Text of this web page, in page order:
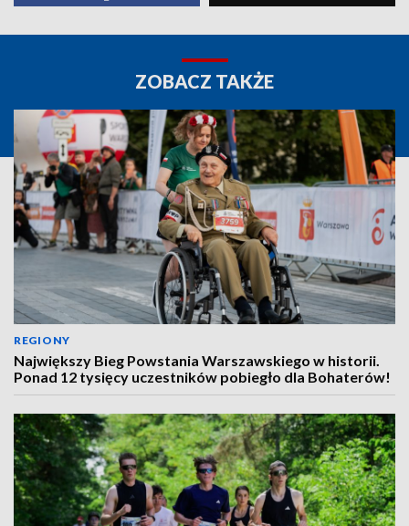
ZOBACZ TAKŻE
REGIONY
Największy Bieg Powstania Warszawskiego w historii.
Ponad 12 tysięcy uczestników pobiegło dla Bohaterów!